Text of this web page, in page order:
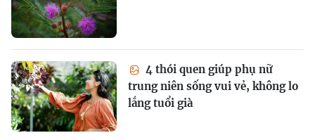
4 thói quen giúp phụ nữ
trung niên sống vui vẻ, không lo
lắng tuổi già